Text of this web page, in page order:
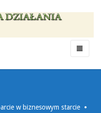
w biznesowym starcie